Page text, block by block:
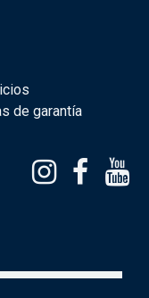
de garantía